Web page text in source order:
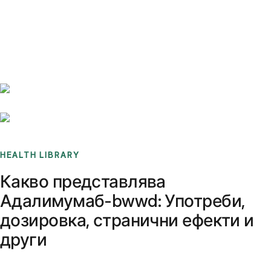
HEALTH LIBRARY
Какво представлява
Адалимумаб-bwwd: Употреби,
дозировка, странични ефекти и
други